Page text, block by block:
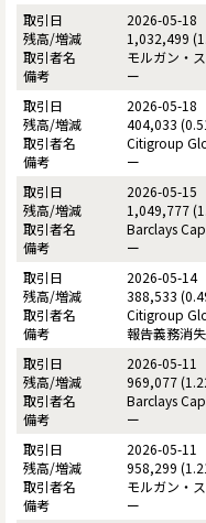
2026-05-18
1,032,499
モルガン・
ー
2026-05-18
404,033
Citigroup
ー
2026-05-15
1,049,777
Barclays
ー
2026-05-14
388,533
Citigroup
報告義務消失
2026-05-11
969,077
Barclays
ー
2026-05-11
958,299
モルガン・
ー